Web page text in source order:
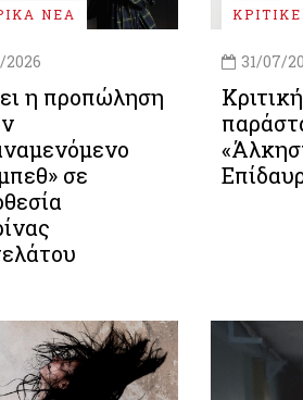
ΝΕΑ
2026
η προπώληση
σε
31/07/